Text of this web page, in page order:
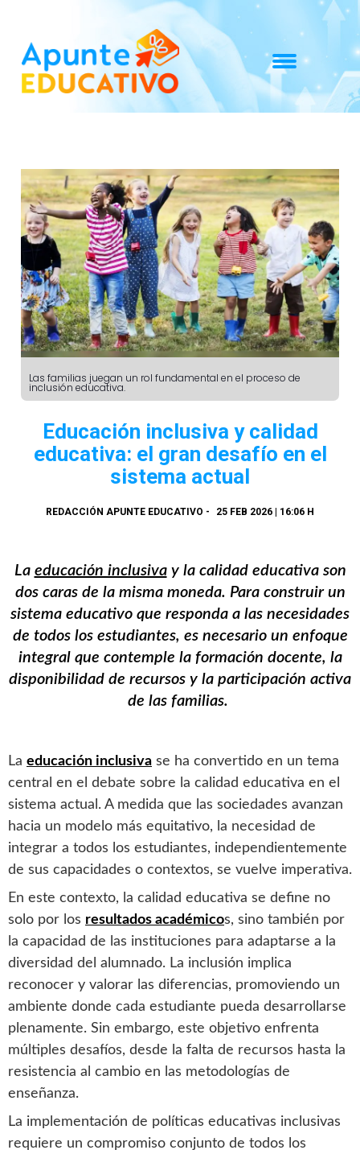
Las familias juegan un rol fundamental en el proceso de
inclusión educativa.
Educación inclusiva y calidad
educativa: el gran desafío en el
sistema actual
REDACCIÓN APUNTE EDUCATIVO - 25 FEB 2026 | 16:06 H
La educación inclusivay la calidad educativa son
dos caras de la misma moneda. Para construir un
sistema educativo que responda a las necesidades
de todos los estudiantes, es necesario un enfoque
integral que contemple la formación docente, la
disponibilidad de recursos y la participación activa
de las familias.
La educación inclusiva se ha convertido en un tema
central en el debate sobre la calidad educativa en el
sistema actual. A medida que las sociedades avanzan
hacia un modelo más equitativo, la necesidad de
integrar a todos los estudiantes, independientemente
de sus capacidades o contextos, se vuelve imperativa.
En este contexto, la calidad educativa se define no
solo por los resultados académicos, sino también por
la capacidad de las instituciones para adaptarse a la
diversidad del alumnado. La inclusión implica
reconocer y valorar las diferencias, promoviendo un
ambiente donde cada estudiante pueda desarrollarse
plenamente. Sin embargo, este objetivo enfrenta
múltiples desafíos, desde la falta de recursos hasta la
resistencia al cambio en las metodologías de
enseñanza.
La implementación de políticas educativas inclusivas
requiere un compromiso conjunto de todos los